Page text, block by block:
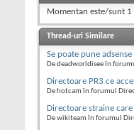
Momentan este/sunt
Thread-uri Similare
Se poate pune
De deadworldisee în
Directoare PR3 ce
De hotcam în forumul
Directoare straine
De wikiteam în forumul